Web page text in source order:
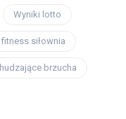
Wyniki lotto
siłownia
brzucha